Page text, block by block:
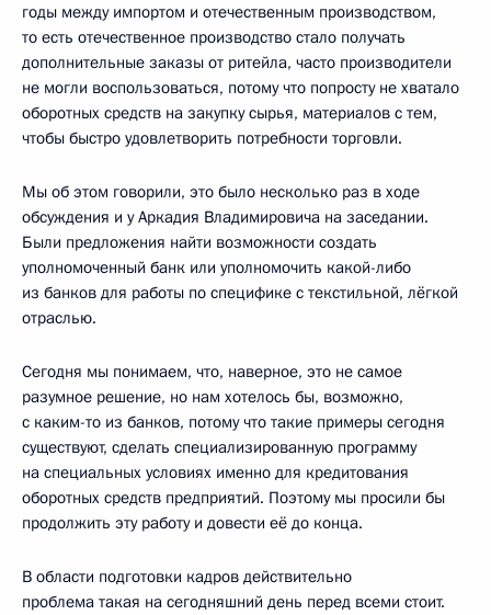
годы между импортом и отечественным производством,
то есть отечественное производство стало получать
дополнительные заказы от ритейла, часто производители
не могли воспользоваться, потому что попросту не хватало
оборотных средств на закупку сырья, материалов с тем,
чтобы быстро удовлетворить потребности торговли.
Мы об этом говорили, это было несколько раз в ходе
обсуждения и у Аркадия Владимировича на заседании.
Были предложения найти возможности создать
уполномоченный банк или уполномочить какой-либо
из банков для работы по специфике с текстильной, лёгкой
отраслью.
Сегодня мы понимаем, что, наверное, это не самое
разумное решение, но нам хотелось бы, возможно,
с каким-то из банков, потому что такие примеры сегодня
существуют, сделать специализированную программу
на специальных условиях именно для кредитования
оборотных средств предприятий. Поэтому мы просили бы
продолжить эту работу и довести её до конца.
В области подготовки кадров действительно
проблема такая на сегодняшний день перед всеми стоит.